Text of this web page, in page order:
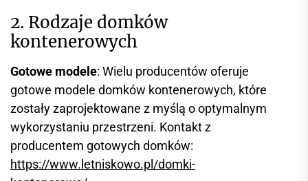
2. Rodzaje domków
kontenerowych
Gotowe modele: Wielu producentów oferuje
gotowe modele domków kontenerowych, które
zostały zaprojektowane z myślą o optymalnym
wykorzystaniu przestrzeni. Kontakt z
producentem gotowych domków:
https://www.letniskowo.pl/domki-